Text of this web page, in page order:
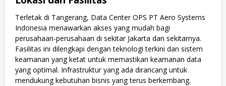
Terletak di Tangerang, Data Center OPS PT Aero Systems
Indonesia menawarkan akses yang mudah bagi
perusahaan-perusahaan di sekitar Jakarta dan sekitarnya.
Fasilitas ini dilengkapi dengan teknologi terkini dan sistem
keamanan yang ketat untuk memastikan keamanan data
yang optimal. Infrastruktur yang ada dirancang untuk
mendukung kebutuhan bisnis yang terus berkembang.